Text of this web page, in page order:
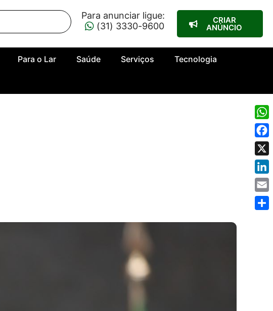
Para anunciar ligue:
(31) 3330-9600
CRIAR
ANÚNCIO
Para o Lar Saúde Serviços Tecnologia
X